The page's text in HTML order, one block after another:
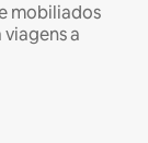
mobiliados
a